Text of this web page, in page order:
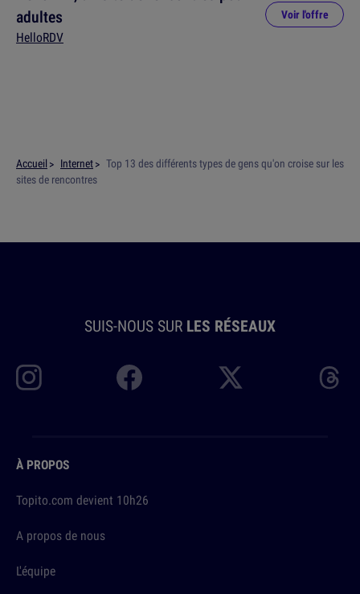
adultes
HelloRDV
Voir l'offre
Accueil Internet
Top 13 des différents types de gens qu'on croise sur les
sites de rencontres
SUIS-NOUS SUR LES RÉSEAUX
À PROPOS
Topito.com devient 10h26
A propos de nous
L'équipe